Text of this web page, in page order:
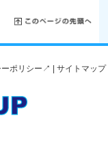
ーポリシー↗️ サイトマップ|